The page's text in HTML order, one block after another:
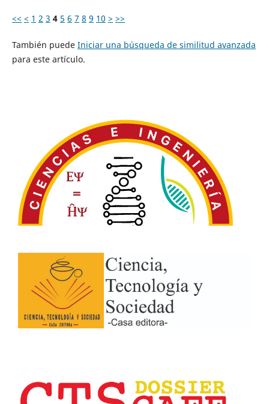
<< < 1 2 3 4 5 6 7 8 9 10 > >>
También puede Iniciar una búsqueda de similitud avanzada
para este artículo.